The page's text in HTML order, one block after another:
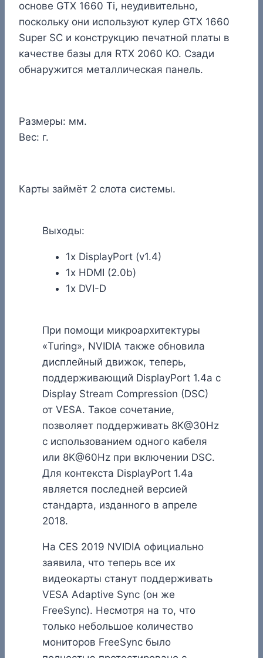
основе GTX 1660 Ti, неудивительно,
поскольку они используют кулер GTX 1660
Super SC и конструкцию печатной платы в
качестве базы для RTX 2060 KO. Сзади
обнаружится металлическая панель.
Размеры: мм.
Вес: г.
Карты займёт 2 слота системы.
Выходы:
1x DisplayPort (v1.4)
1x HDMI (2.0b)
1x DVI-D
При помощи микроархитектуры
«Turing», NVIDIA также обновила
дисплейный движок, теперь,
поддерживающий DisplayPort 1.4a с
Display Stream Compression (DSC)
от VESA. Такое сочетание,
позволяет поддерживать 8K@30Hz
с использованием одного кабеля
или 8K@60Hz при включении DSC.
Для контекста DisplayPort 1.4a
является последней версией
стандарта, изданного в апреле
2018.
На CES 2019 NVIDIA официально
заявила, что теперь все их
видеокарты станут поддерживать
VESA Adaptive Sync (он же
FreeSync). Несмотря на то, что
только небольшое количество
мониторов FreeSync было